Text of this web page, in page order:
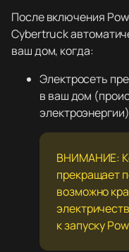
После включения
Cybertruck
ваш дом, когда:
Электросеть
в ваш дом
ВНИМАНИЕ:
прекращает
возможно
к запуску